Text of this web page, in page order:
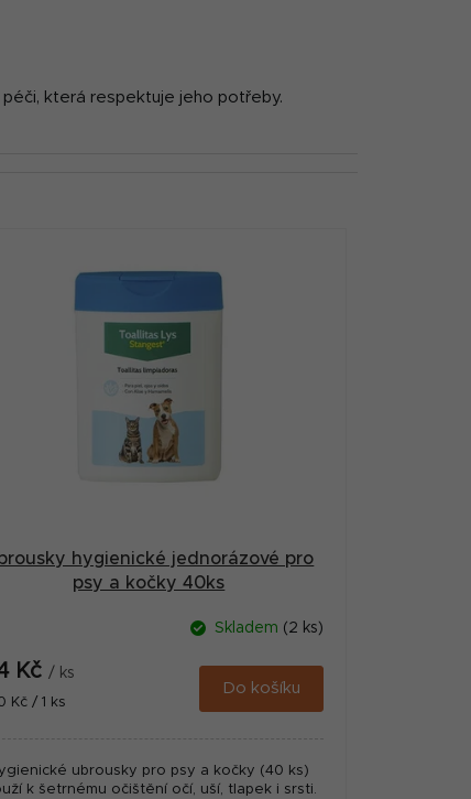
která respektuje jeho potřeby.
hygienické jednorázové pro
psy a kočky 40ks
Skladem (2 ks)
Kč / ks
Kč / 1 ks
Do košíku
ubrousky pro psy a kočky (40 ks)
k šetrnému očištění očí, uší, tlapek i srsti.